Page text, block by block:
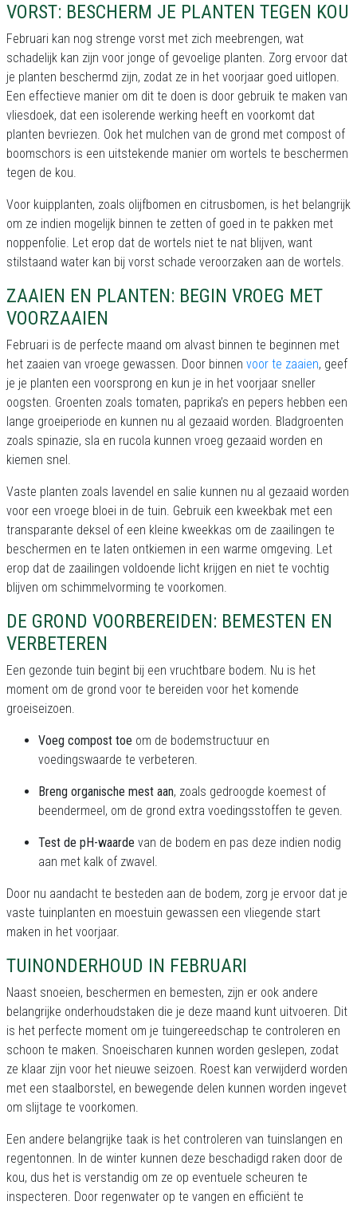
VORST: BESCHERM JE PLANTEN TEGEN KOU
Februari kan nog strenge vorst met zich meebrengen, wat
schadelijk kan zijn voor jonge of gevoelige planten. Zorg ervoor dat
je planten beschermd zijn, zodat ze in het voorjaar goed uitlopen.
Een effectieve manier om dit te doen is door gebruik te maken van
vliesdoek, dat een isolerende werking heeft en voorkomt dat
planten bevriezen. Ook het mulchen van de grond met compost of
boomschors is een uitstekende manier om wortels te beschermen
tegen de kou.
Voor kuipplanten, zoals olijfbomen en citrusbomen, is het belangrijk
om ze indien mogelijk binnen te zetten of goed in te pakken met
noppenfolie. Let erop dat de wortels niet te nat blijven, want
stilstaand water kan bij vorst schade veroorzaken aan de wortels.
ZAAIEN EN PLANTEN: BEGIN VROEG MET
VOORZAAIEN
Februari is de perfecte maand om alvast binnen te beginnen met
het zaaien van vroege gewassen. Door binnen voor te zaaien, geef
je je planten een voorsprong en kun je in het voorjaar sneller
oogsten. Groenten zoals tomaten, paprika’s en pepers hebben een
lange groeiperiode en kunnen nu al gezaaid worden. Bladgroenten
zoals spinazie, sla en rucola kunnen vroeg gezaaid worden en
kiemen snel.
Vaste planten zoals lavendel en salie kunnen nu al gezaaid worden
voor een vroege bloei in de tuin. Gebruik een kweekbak met een
transparante deksel of een kleine kweekkas om de zaailingen te
beschermen en te laten ontkiemen in een warme omgeving. Let
erop dat de zaailingen voldoende licht krijgen en niet te vochtig
blijven om schimmelvorming te voorkomen.
DE GROND VOORBEREIDEN: BEMESTEN EN
VERBETEREN
Een gezonde tuin begint bij een vruchtbare bodem. Nu is het
moment om de grond voor te bereiden voor het komende
groeiseizoen.
Voeg compost toe om de bodemstructuur en
voedingswaarde te verbeteren.
Breng organische mest aan, zoals gedroogde koemest of
beendermeel, om de grond extra voedingsstoffen te geven.
Test de pH-waarde van de bodem en pas deze indien nodig
aan met kalk of zwavel.
Door nu aandacht te besteden aan de bodem, zorg je ervoor dat je
vaste tuinplanten en moestuin gewassen een vliegende start
maken in het voorjaar.
TUINONDERHOUD IN FEBRUARI
Naast snoeien, beschermen en bemesten, zijn er ook andere
belangrijke onderhoudstaken die je deze maand kunt uitvoeren. Dit
is het perfecte moment om je tuingereedschap te controleren en
schoon te maken. Snoeischaren kunnen worden geslepen, zodat
ze klaar zijn voor het nieuwe seizoen. Roest kan verwijderd worden
met een staalborstel, en bewegende delen kunnen worden ingevet
om slijtage te voorkomen.
Een andere belangrijke taak is het controleren van tuinslangen en
regentonnen. In de winter kunnen deze beschadigd raken door de
kou, dus het is verstandig om ze op eventuele scheuren te
inspecteren. Door regenwater op te vangen en efficiënt te